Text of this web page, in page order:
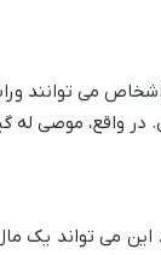
می توانند
در واقع، موصی
می تواند یک